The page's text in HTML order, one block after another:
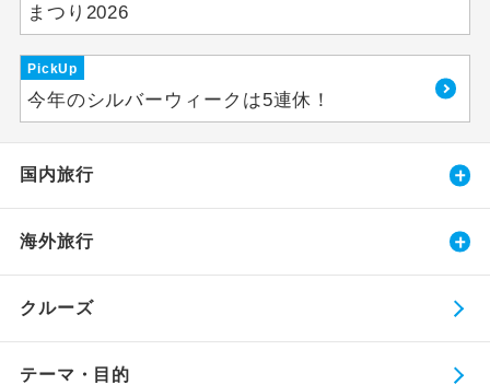
まつり2026
PickUp
今年のシルバーウィークは5連休！
国内旅行
海外旅行
クルーズ
テーマ・目的